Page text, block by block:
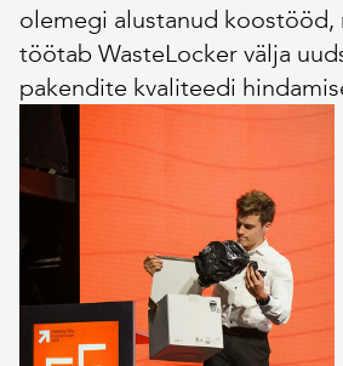
olemegi alustanud koostööd,
töötab WasteLocker välja
pakendite kvaliteedi